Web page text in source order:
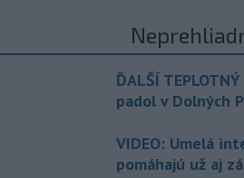
ĎALŠÍ
padol v Dolných
VIDEO: Umelá
pomáhajú už aj